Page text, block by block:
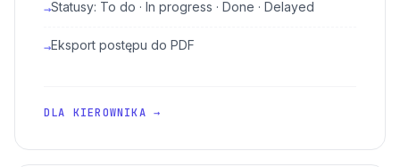
→Statusy: To do · In progress · Done · Delayed
→Eksport postępu do PDF
DLA KIEROWNIKA →